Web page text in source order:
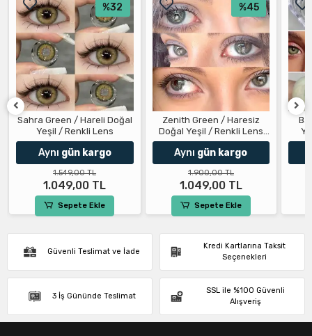
%32
Sahra Green / Hareli Doğal
Yeşil / Renkli Lens
Aynı gün kargo
1.549,00 TL
1.049,00 TL
Sepete Ekle
%45
Zenith Green / Haresiz
Doğal Yeşil / Renkli Lens
Yıllık
Aynı gün kargo
1.900,00 TL
1.049,00 TL
Sepete Ekle
Güvenli Teslimat ve İade
Kredi Kartlarına Taksit
Seçenekleri
3 İş Gününde Teslimat
SSL ile %100 Güvenli
Alışveriş